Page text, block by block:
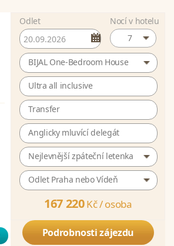
Odlet
Nocí v hotelu
7
BIJAL One-Bedroom House
Ultra all inclusive
Transfer
Anglicky mluvící delegát
Nejlevnější zpáteční letenka
Odlet Praha nebo Vídeň
167 220Kč /osoba
Podrobnosti zájezdu